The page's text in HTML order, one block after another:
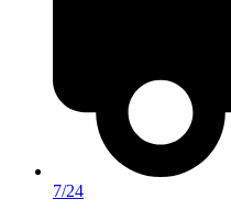
7/24